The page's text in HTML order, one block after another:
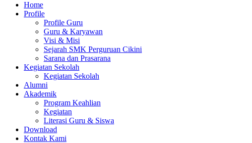
Home
Profile
Profile Guru
Guru & Karyawan
Visi & Misi
Sejarah SMK Perguruan Cikini
Sarana dan Prasarana
Kegiatan Sekolah
Kegiatan Sekolah
Alumni
Akademik
Program Keahlian
Kegiatan
Literasi Guru & Siswa
Download
Kontak Kami